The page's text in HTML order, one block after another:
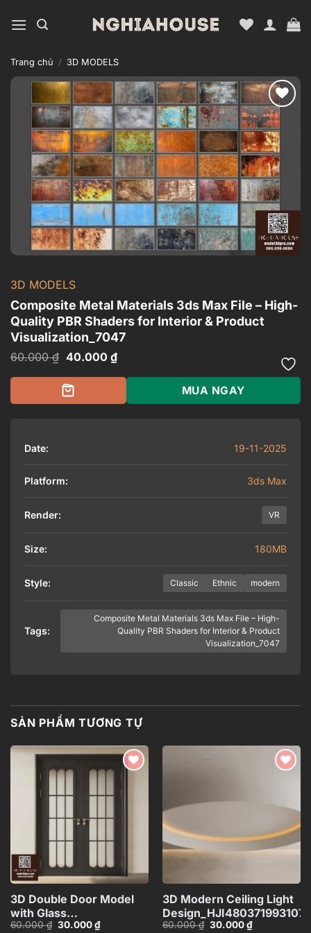
qua
dung
Trang chủ / 3D MODELS
Add to
wishlist
3D MODELS
Composite Metal Materials 3ds Max File – High-
Quality PBR Shaders for Interior & Product
Visualization_7047
60.000₫ Giá
là:
60.000 ₫.
40.000 ₫Giá
hiện
tại
40.000 ₫.
MUA NGAY
Date: 19-11-2025
Platform: 3ds Max
Render: VR
Size: 180MB
Style: Classic Ethnic modern
Tags:
Composite Metal Materials 3ds Max File – High-
Quality PBR Shaders for Interior & Product
Visualization_7047
SẢN PHẨM TƯƠNG TỰ
Add to
wishlist
3D Double Door Model
with Glass
Panels_HDH480371713057
60.000₫ Giá
30.000₫Giá
3D Modern Ceiling Light
Design_HJI4803719931072
60.000₫ Giá
30.000₫Giá